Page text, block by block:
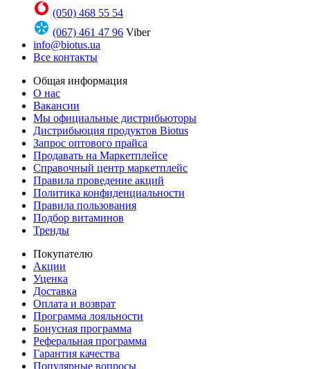
(050) 468 55 54
(067) 461 47 96 Viber
info@biotus.ua
Все контакты
Общая информация
О нас
Вакансии
Мы официальные дистрибьюторы
Дистрибьюция продуктов Biotus
Запрос оптового прайса
Продавать на Маркетплейсе
Справочный центр маркетплейс
Правила проведение акций
Политика конфиденциальности
Правила пользования
Подбор витаминов
Тренды
Покупателю
Акции
Уценка
Доставка
Оплата и возврат
Программа лояльности
Бонусная программа
Реферальная программа
Гарантия качества
Популярные вопросы